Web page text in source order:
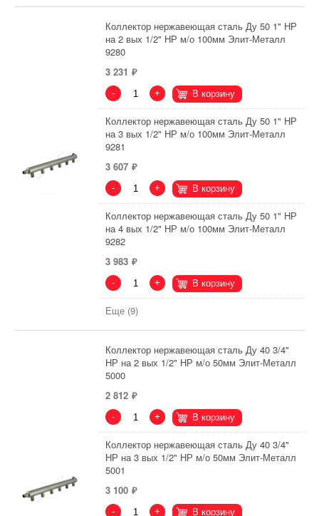
Коллектор нержавеющая сталь Ду 50 1" НР
на 2 вых 1/2" НР м/о 100мм Элит-Металл
9280
3 231
- + В корзину
Коллектор нержавеющая сталь Ду 50 1" НР
на 3 вых 1/2" НР м/о 100мм Элит-Металл
9281
3 607
- + В корзину
Коллектор нержавеющая сталь Ду 50 1" НР
на 4 вых 1/2" НР м/о 100мм Элит-Металл
9282
3 983
- + В корзину
Еще (9)
Коллектор нержавеющая сталь Ду 40 3/4"
НР на 2 вых 1/2" НР м/о 50мм Элит-Металл
5000
2 812
- + В корзину
Коллектор нержавеющая сталь Ду 40 3/4"
НР на 3 вых 1/2" НР м/о 50мм Элит-Металл
5001
3 100
- + В корзину